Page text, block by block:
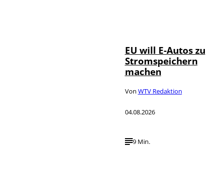
EU will E-Autos zu
Stromspeichern
machen
Von WTV Redaktion
04.08.2026
9 Min.